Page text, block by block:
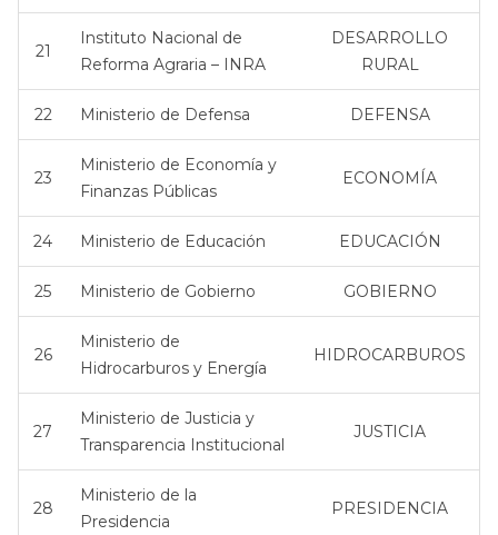
21
Instituto Nacional de
Reforma Agraria – INRA
DESARROLLO
RURAL
22 Ministerio de Defensa DEFENSA
23
Ministerio de Economía y
Finanzas Públicas
ECONOMÍA
24 Ministerio de Educación EDUCACIÓN
25 Ministerio de Gobierno GOBIERNO
26
Ministerio de
Hidrocarburos y Energía
HIDROCARBUROS
27
Ministerio de Justicia y
Transparencia Institucional
JUSTICIA
28
Ministerio de la
Presidencia
PRESIDENCIA